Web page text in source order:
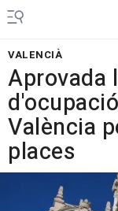
VALENCIÀ
Aprovada
València
places